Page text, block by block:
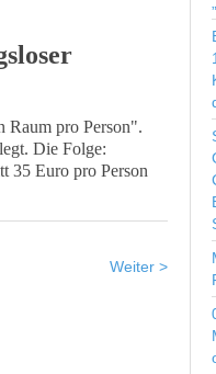
Raum pro Person".
Die Folge:
35 Euro pro Person
Weiter >